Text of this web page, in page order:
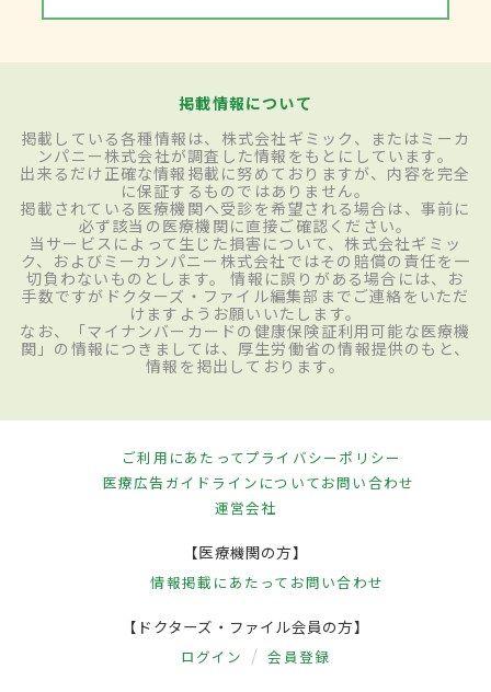
掲載情報について
掲載している各種情報は、株式会社ギミック、またはミーカ
ンパニー株式会社が調査した情報をもとにしています。
出来るだけ正確な情報掲載に努めておりますが、内容を完全
に保証するものではありません。
掲載されている医療機関へ受診を希望される場合は、事前に
必ず該当の医療機関に直接ご確認ください。
当サービスによって生じた損害について、株式会社ギミッ
ク、およびミーカンパニー株式会社ではその賠償の責任を一
切負わないものとします。 情報に誤りがある場合には、お
手数ですがドクターズ・ファイル編集部までご連絡をいただ
けますようお願いいたします。
なお、「マイナンバーカードの健康保険証利用可能な医療機
関」の情報につきましては、厚生労働省の情報提供のもと、
情報を掲出しております。
ご利用にあたってプライバシーポリシー
医療広告ガイドラインについてお問い合わせ
運営会社
【医療機関の方】
情報掲載にあたって お問い合わせ
【ドクターズ・ファイル会員の方】
ログイン 会員登録